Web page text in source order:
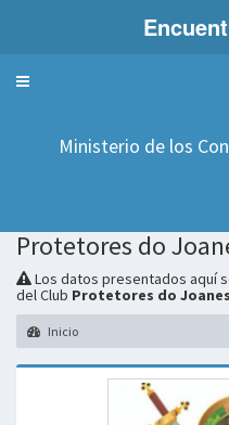
Servicios
Ministerio de los
Protetores do
Los datos presentados aquí
del Club Protetores do Joanes
Inicio